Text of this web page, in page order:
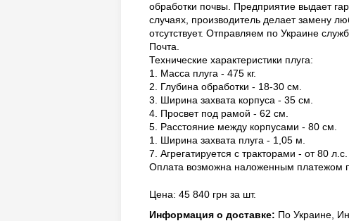
обработки почвы. Предприятие выдает
случаях, производитель делает замену
отсутствует. Отправляем по Украине
Почта.
Технические характеристики плуга:
1. Масса плуга - 475 кг.
2. Глубина обработки - 18-30 см.
3. Ширина захвата корпуса - 35 см.
4. Просвет под рамой - 62 см.
5. Расстояние между корпусами - 80 см.
1. Ширина захвата плуга - 1,05 м.
7. Агрегатируется с тракторами - от 80
Оплата возможна наложенным платежом
Цена: 45 840 грн за шт.
Информация о доставке: По Украине,